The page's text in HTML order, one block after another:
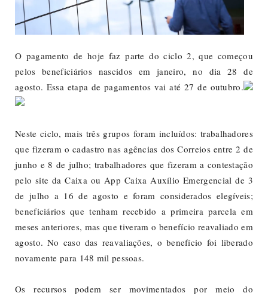
O pagamento de hoje faz parte do ciclo 2, que começou
pelos beneficiários nascidos em janeiro, no dia 28 de
agosto. Essa etapa de pagamentos vai até 27 de outubro.
Neste ciclo, mais três grupos foram incluídos: trabalhadores
que fizeram o cadastro nas agências dos Correios entre 2 de
junho e 8 de julho; trabalhadores que fizeram a contestação
pelo site da Caixa ou App Caixa Auxílio Emergencial de 3
de julho a 16 de agosto e foram considerados elegíveis;
beneficiários que tenham recebido a primeira parcela em
meses anteriores, mas que tiveram o benefício reavaliado em
agosto. No caso das reavaliações, o benefício foi liberado
novamente para 148 mil pessoas.
Os recursos podem ser movimentados por meio do